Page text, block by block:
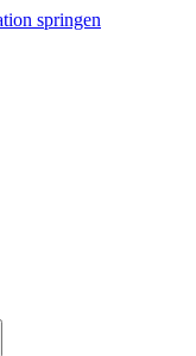
springen